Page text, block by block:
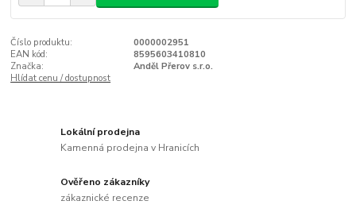
Číslo produktu:
0000002951
EAN kód:
8595603410810
Značka:
Anděl Přerov s.r.o.
Hlídat cenu / dostupnost
Lokální prodejna
Kamenná prodejna v Hranicích
Ověřeno zákazníky
zákaznické recenze